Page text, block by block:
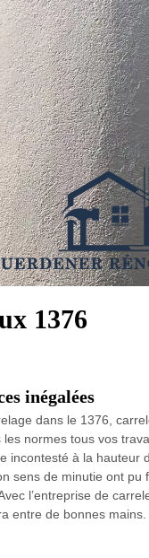
1376
inégalées
dans le 1376,
normes tous vos
incontesté à la hauteur
sens de minutie ont pu
l’entreprise de
entre de bonnes mains.